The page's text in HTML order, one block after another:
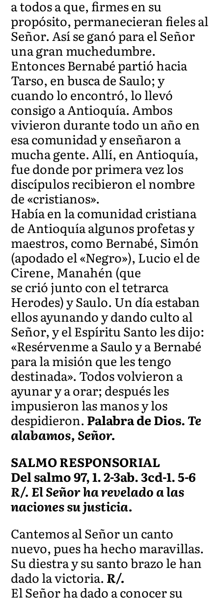
a todos a que, firmes en su
propósito, permanecieran fieles al
Señor. Así se ganó para el Señor
una gran muchedumbre.
Entonces Bernabé partió hacia
Tarso, en busca de Saulo; y
cuando lo encontró, lo llevó
consigo a Antioquía. Ambos
vivieron durante todo un año en
esa comunidad y enseñaron a
mucha gente. Allí, en Antioquía,
fue donde por primera vez los
discípulos recibieron el nombre
de «cristianos».
Había en la comunidad cristiana
de Antioquía algunos profetas y
maestros, como Bernabé, Simón
(apodado el «Negro»), Lucio el de
Cirene, Manahén (que
se crió junto con el tetrarca
Herodes) y Saulo. Un día estaban
ellos ayunando y dando culto al
Señor, y el Espíritu Santo les dijo:
«Resérvenme a Saulo y a Bernabé
para la misión que les tengo
destinada». Todos volvieron a
ayunar y a orar; después les
impusieron las manos y los
despidieron. Palabra de Dios.Te
alabamos, Señor.
SALMO RESPONSORIAL
Del salmo 97, 1. 2-3ab. 3cd-1. 5-6
R/. El Señor ha revelado a las
naciones su justicia.
Cantemos al Señor un canto
nuevo, pues ha hecho maravillas.
Su diestra y su santo brazo le han
dado la victoria.R/.
El Señor ha dado a conocer su